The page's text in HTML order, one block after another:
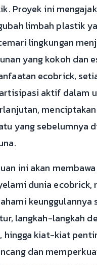
Proyek ini
limbah plastik
lingkungan
yang kokoh dan
ecobrick,
aktif dalam
yang sebelumnya
ini akan
dunia ecobrick,
keunggulannya
langkah-langkah
hingga kiat-kiat
dan